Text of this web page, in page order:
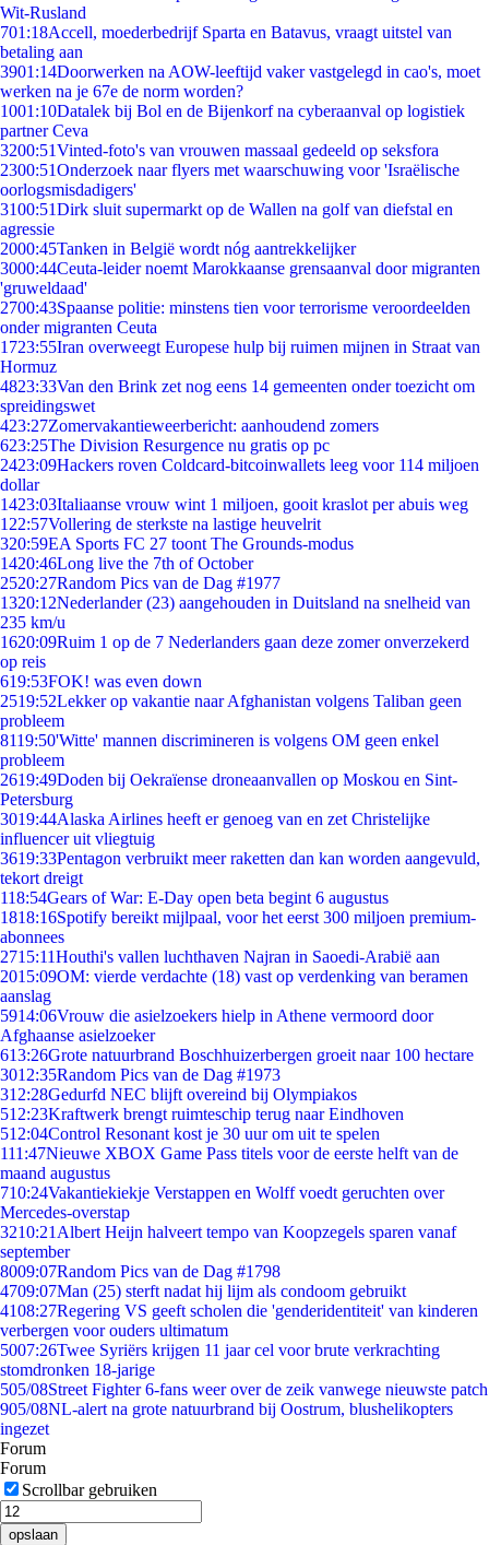
Wit-Rusland
701:18Accell, moederbedrijf Sparta en Batavus, vraagt uitstel van
betaling aan
3901:14Doorwerken na AOW-leeftijd vaker vastgelegd in cao's, moet
werken na je 67e de norm worden?
1001:10Datalek bij Bol en de Bijenkorf na cyberaanval op logistiek
partner Ceva
3200:51Vinted-foto's van vrouwen massaal gedeeld op seksfora
2300:51Onderzoek naar flyers met waarschuwing voor 'Israëlische
oorlogsmisdadigers'
3100:51Dirk sluit supermarkt op de Wallen na golf van diefstal en
agressie
2000:45Tanken in België wordt nóg aantrekkelijker
3000:44Ceuta-leider noemt Marokkaanse grensaanval door migranten
'gruweldaad'
2700:43Spaanse politie: minstens tien voor terrorisme veroordeelden
onder migranten Ceuta
1723:55Iran overweegt Europese hulp bij ruimen mijnen in Straat van
Hormuz
4823:33Van den Brink zet nog eens 14 gemeenten onder toezicht om
spreidingswet
423:27Zomervakantieweerbericht: aanhoudend zomers
623:25The Division Resurgence nu gratis op pc
2423:09Hackers roven Coldcard-bitcoinwallets leeg voor 114 miljoen
dollar
1423:03Italiaanse vrouw wint 1 miljoen, gooit kraslot per abuis weg
1 22:57Vollering de sterkste na lastige heuvelrit
320:59EA Sports FC 27 toont The Grounds-modus
1420:46Long live the 7th of October
2520:27Random Pics van de Dag #1977
1320:12Nederlander (23) aangehouden in Duitsland na snelheid van
235 km/u
1620:09Ruim 1 op de 7 Nederlanders gaan deze zomer onverzekerd
op reis
619:53FOK! was even down
2519:52Lekker op vakantie naar Afghanistan volgens Taliban geen
probleem
8119:50'Witte' mannen discrimineren is volgens OM geen enkel
probleem
2619:49Doden bij Oekraïense droneaanvallen op Moskou en Sint-
Petersburg
3019:44Alaska Airlines heeft er genoeg van en zet Christelijke
influencer uit vliegtuig
3619:33Pentagon verbruikt meer raketten dan kan worden aangevuld,
tekort dreigt
118:54Gears of War: E-Day open beta begint 6 augustus
1818:16Spotify bereikt mijlpaal, voor het eerst 300 miljoen premium-
abonnees
2715:11Houthi's vallen luchthaven Najran in Saoedi-Arabië aan
2015:09OM: vierde verdachte (18) vast op verdenking van beramen
aanslag
5914:06Vrouw die asielzoekers hielp in Athene vermoord door
Afghaanse asielzoeker
613:26Grote natuurbrand Boschhuizerbergen groeit naar 100 hectare
3012:35Random Pics van de Dag #1973
312:28Gedurfd NEC blijft overeind bij Olympiakos
512:23Kraftwerk brengt ruimteschip terug naar Eindhoven
512:04Control Resonant kost je 30 uur om uit te spelen
111:47Nieuwe XBOX Game Pass titels voor de eerste helft van de
maand augustus
710:24Vakantiekiekje Verstappen en Wolff voedt geruchten over
Mercedes-overstap
3210:21 Albert Heijn halveert tempo van Koopzegels sparen vanaf
september
8009:07Random Pics van de Dag #1798
4709:07Man (25) sterft nadat hij lijm als condoom gebruikt
4108:27Regering VS geeft scholen die 'genderidentiteit' van kinderen
verbergen voor ouders ultimatum
5007:26Twee Syriërs krijgen 11 jaar cel voor brute verkrachting
stomdronken 18-jarige
505/08Street Fighter 6-fans weer over de zeik vanwege nieuwste patch
905/08NL-alert na grote natuurbrand bij Oostrum, blushelikopters
ingezet
Forum
Forum
Scrollbar gebruiken
opslaan